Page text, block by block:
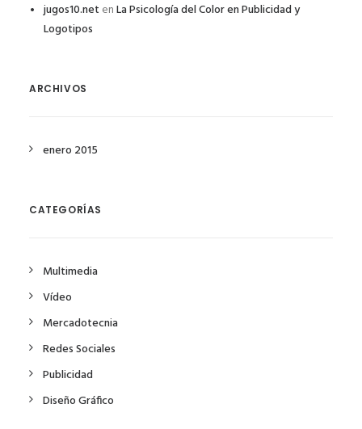
jugos10.net enLa Psicología del Color en Publicidad y
Logotipos
ARCHIVOS
enero 2015
CATEGORÍAS
Multimedia
Vídeo
Mercadotecnia
Redes Sociales
Publicidad
Diseño Gráfico